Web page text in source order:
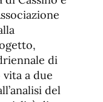
di
a due
del